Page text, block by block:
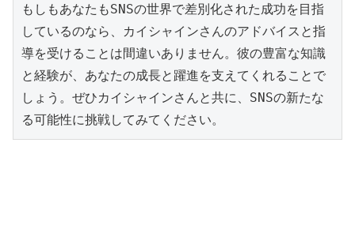
もしもあなたもSNSの世界で差別化された成功を目指
しているのなら、カイシャインさんのアドバイスと指
導を受けることは間違いありません。彼の豊富な知識
と経験が、あなたの成長と躍進を支えてくれることで
しょう。ぜひカイシャインさんと共に、SNSの新たな
る可能性に挑戦してみてください。